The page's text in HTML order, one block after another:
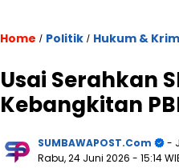
Home / Politik / Hukum &
Usai Serahkan
Kebangkitan
SUMBAWAPOST.com
-
Rabu, 24 Juni 2026 - 15:14